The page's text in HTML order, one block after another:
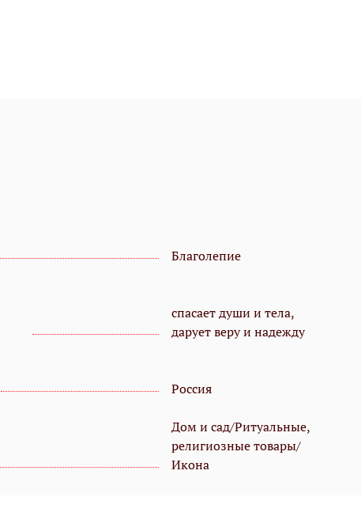
Благолепие
спасает души и тела,
дарует веру и надежду
Россия
Дом и сад/Ритуальные,
религиозные товары/
Икона